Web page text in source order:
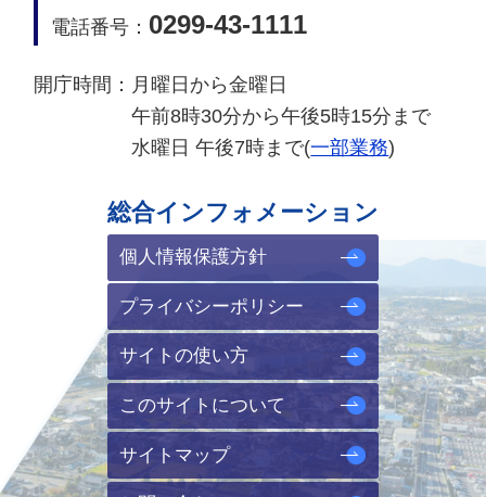
電話番号： 0299-43-1111
開庁時間： 月曜日から金曜日
午前8時30分から午後5時15分まで
水曜日 午後7時まで(一部業務)
総合インフォメーション
個人情報保護方針
プライバシーポリシー
サイトの使い方
このサイトについて
サイトマップ